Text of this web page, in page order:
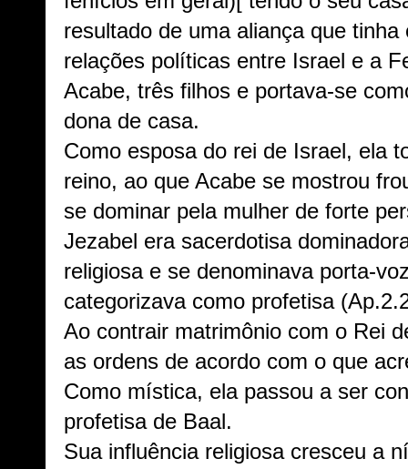
resultado de uma aliança que
relações políticas entre Israel e a
Acabe, três filhos e portava-se
dona de casa.
Como esposa do rei de Israel, ela
reino, ao que Acabe se mostrou
se dominar pela mulher de forte
Jezabel era sacerdotisa
religiosa e se denominava porta-
categorizava como profetisa
Ao contrair matrimônio com o Rei
as ordens de acordo com o que
Como mística, ela passou a ser
profetisa de Baal.
Sua influência religiosa cresceu a